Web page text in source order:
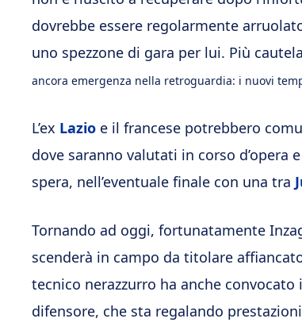
dovrebbe essere regolarmente
uno spezzone di gara per lui. Più
ancora emergenza nella retroguardia: i nuovi
L’ex Lazio e il francese potrebbero
dove saranno valutati in corso d’opera
spera, nell’eventuale finale con una tra
Tornando ad oggi, fortunatamente
scenderà in campo da titolare
tecnico nerazzurro ha anche
difensore, che sta regalando